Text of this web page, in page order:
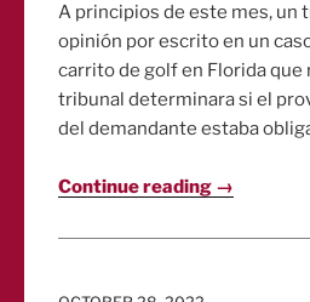
A principios de este mes, un
opinión por escrito en un
carrito de golf en Florida que
tribunal determinara si el
del demandante estaba
Continue reading →